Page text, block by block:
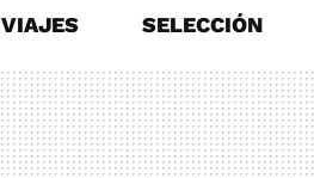
VIAJES SELECCIÓN